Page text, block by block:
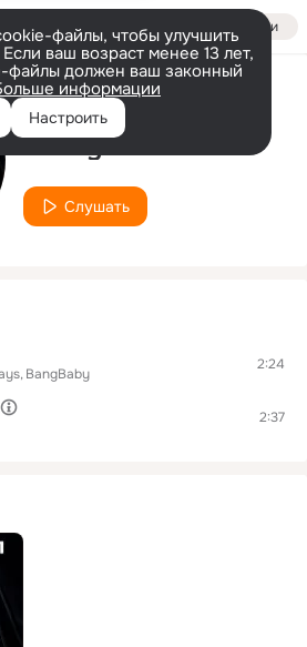
Войти
файлы, чтобы улучшить
ваш возраст менее 13 лет,
файлы должен ваш законный
информации
Настроить
Исполнитель
J Slays
Слушать
BangBaby
2:24
2:37